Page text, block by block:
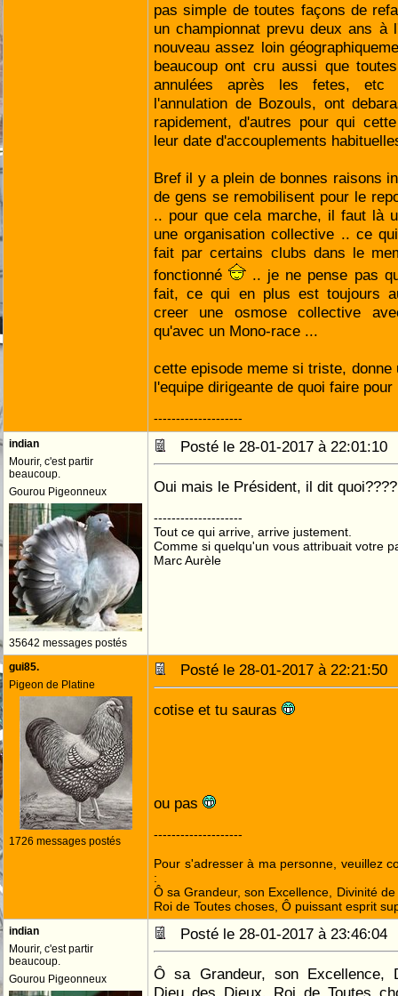
pas simple de toutes façons de
un championnat prevu deux ans à
nouveau assez loin
beaucoup ont cru aussi que
annulées après les fetes,
l'annulation de Bozouls, ont
rapidement, d'autres pour qui
leur date d'accouplements
Bref il y a plein de bonnes raisons
de gens se remobilisent pour le
.. pour que cela marche, il faut là
une organisation collective .. ce
fait par certains clubs dans le
fonctionné
.. je ne pense pas
fait, ce qui en plus est toujours
creer une osmose collective
qu'avec un Mono-race ...
cette episode meme si triste, donne
l'equipe dirigeante de quoi faire
--------------------
indian
Mourir, c'est partir
beaucoup.
Gourou Pigeonneux
35642 messages postés
Posté le 28-01-2017 à
Oui mais le Président, il dit
--------------------
Tout ce qui arrive, arrive justement.
Comme si quelqu'un vous attribuait votre
Marc Aurèle
gui85.
Pigeon de Platine
1726 messages postés
Posté le 28-01-2017 à
cotise et tu sauras
ou pas
--------------------
Pour s'adresser à ma personne, veuillez
:
Ô sa Grandeur, son Excellence, Divinité
Roi de Toutes choses, Ô puissant esprit
indian
Mourir, c'est partir
beaucoup.
Gourou Pigeonneux
Posté le 28-01-2017 à
Ô sa Grandeur, son Excellence,
Dieu des Dieux, Roi de Toutes